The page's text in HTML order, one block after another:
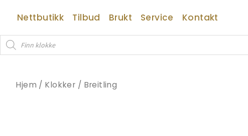
innholdet
Nettbutikk Tilbud Brukt Service
Kontakt
Products
search
Hjem / Klokker / Breitling